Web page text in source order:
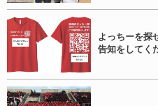
よっちーを探
告知をしてく